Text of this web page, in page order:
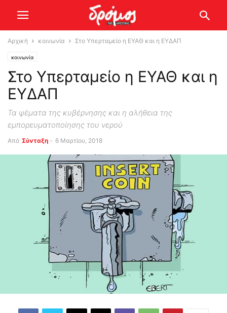
Αρχική κοινωνία Στο Υπερταμείο η ΕΥΑΘ και η ΕΥΔΑΠ
κοινωνία
Στο Υπερταμείο η ΕΥΑΘ και η
ΕΥΔΑΠ
Τα ψέματα της κυβέρνησης και η αλήθεια της
εμπορευματοποίησης του νερού
Από Σύνταξη - 6 Μαρτίου, 2018